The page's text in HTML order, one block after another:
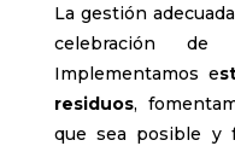
La gestión
celebración de
Implementamos e
residuos,
que sea posible y